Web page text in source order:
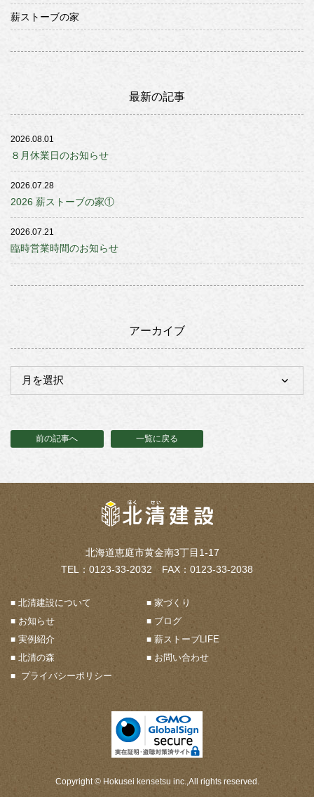
薪ストーブの家
最新の記事
2026.08.01
８月休業日のお知らせ
2026.07.28
2026 薪ストーブの家①
2026.07.21
臨時営業時間のお知らせ
アーカイブ
前の記事へ 一覧に戻る
北海道恵庭市黄金南3丁目1-17
TEL：0123-33-2032 FAX：0123-33-2038
北清建設について
家づくり
お知らせ
ブログ
実例紹介
薪ストーブLIFE
北清の森
お問い合わせ
プライバシーポリシー
Copyright © Hokusei kensetsu inc.,All rights reserved.